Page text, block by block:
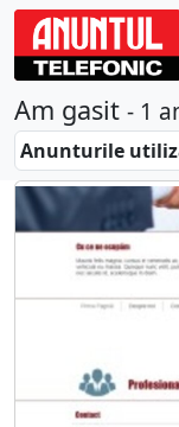
Am gasit - 1
Anunturile